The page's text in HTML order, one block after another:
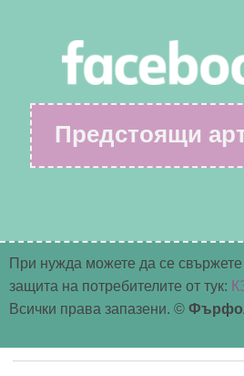
Предстоящи
При нужда можете да се
защита на потребителите от тук:
Всички права запазени. ©